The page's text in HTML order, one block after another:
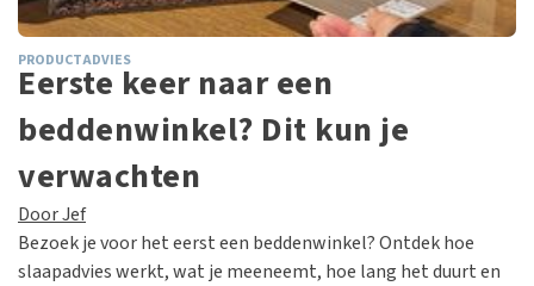
PRODUCTADVIES
Eerste keer naar een
beddenwinkel? Dit kun je
verwachten
Door Jef
Bezoek je voor het eerst een beddenwinkel? Ontdek hoe
slaapadvies werkt, wat je meeneemt, hoe lang het duurt en